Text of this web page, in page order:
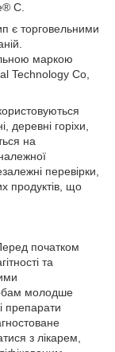
C.
є торговельними
маркою
Technology Co,
горіхи,
на
перевірки,
продуктів, що
початком
та
молодше
препарати
з лікарем,